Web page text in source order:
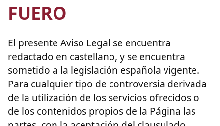
FUERO
El presente Aviso Legal se encuentra
redactado en castellano, y se encuentra
sometido a la legislación española vigente.
Para cualquier tipo de controversia derivada
de la utilización de los servicios ofrecidos o
de los contenidos propios de la Página las